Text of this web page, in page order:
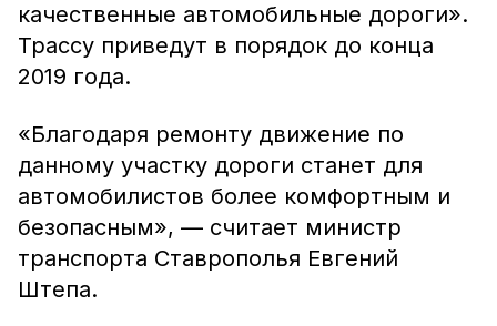
качественные автомобильные дороги».
Трассу приведут в порядок до конца
2019 года.
«Благодаря ремонту движение по
данному участку дороги станет для
автомобилистов более комфортным и
безопасным», — считает министр
транспорта Ставрополья Евгений
Штепа.